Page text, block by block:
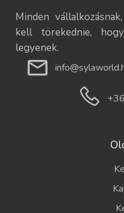
Minden
kell törekednie,
legyenek.